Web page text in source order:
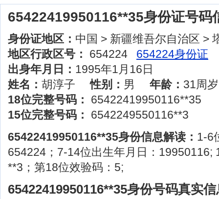
65422419950116**35身份证号码
身份证地区： 中国 > 新疆维吾尔自治区 >
地区行政区号：
654224 654224身份证
出身年月日： 1995年1月16日
姓名： 胡淳子性别： 男 年龄： 31周岁
18位完整号码：
65422419950116**35
15位完整号码：
6542249550116**3
65422419950116**35身份信息解读： 1-6
654224；7-14位出生年月日：19950116;
**3；第18位效验码：5;
65422419950116**35身份号码真实